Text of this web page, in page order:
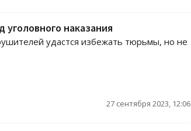
уголовного наказания
удастся избежать тюрьмы, но не
27 сентября 2023, 12:06